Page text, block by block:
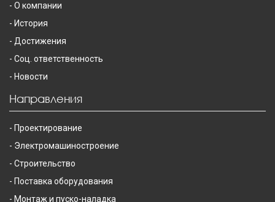
О компании
История
Достижения
Соц. ответственность
Новости
Направления
Проектирование
Электромашиностроение
Строительство
Поставка оборудования
Монтаж и пуско-наладка